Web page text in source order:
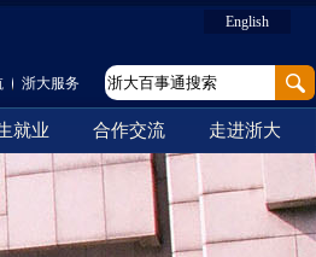
English
浙大服务
就业 合作交流 走进浙大